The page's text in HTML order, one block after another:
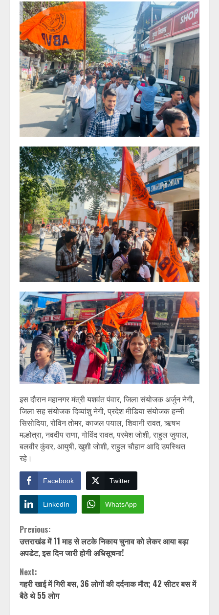
इस दौरान महानगर मंत्री यशवंत पंवार, जिला संयोजक अर्जुन नेगी,
जिला सह संयोजक दिव्यांशु नेगी, प्रदेश मीडिया संयोजक हन्नी
सिसोदिया, रोविन तोमर, काजल पयाल, शिवानी रावत, ऋषभ
मल्होत्रा, नवदीप राणा, गोविंद रावत, परमेश जोशी, राहुल जुयाल,
बलवीर कुंवर, आयुषी, खुशी जोशी, राहुल चौहान आदि उपस्थित
रहे।
Facebook Twitter
LinkedIn WhatsApp
Continue
Reading
Previous:
उत्तराखंड में 11 माह से लटके निकाय चुनाव को लेकर आया बड़ा
अपडेट, इस दिन जारी होगी अधिसूचना!
Next:
गहरी खाई में गिरी बस, 36 लोगों की दर्दनाक मौत; 42 सीटर बस में
बैठे थे 55 लोग